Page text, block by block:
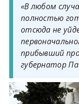
«В любом
полностью
отсюда не
прибывший
губернатор